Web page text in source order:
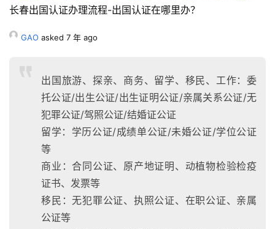
长春出国认证办理流程-出国认证在哪里办？
GAO asked 7 年 ago
出国旅游、探亲、商务、留学、移民、工作：委
托公证/出生公证/出生证明公证/亲属关系公证/无
犯罪公证/驾照公证/结婚证公证
留学：学历公证/成绩单公证/未婚公证/学位公证
等
商业：合同公证、原产地证明、动植物检验检疫
证书、发票等
移民：无犯罪公证、执照公证、在职公证、亲属
公证等